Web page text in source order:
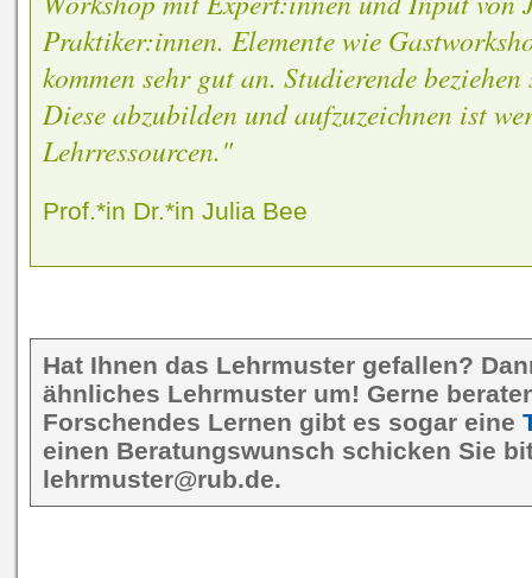
Praktiker:innen. Elemente wie
kommen sehr gut an. Studierende
Diese abzubilden und aufzuzeichnen ist
Lehrressourcen."
Prof.*in Dr.*in Julia Bee
Hat Ihnen das Lehrmuster gefallen?
ähnliches Lehrmuster um! Gerne
Forschendes Lernen gibt es sogar eine
einen Beratungswunsch schicken Sie
lehrmuster@rub.de.